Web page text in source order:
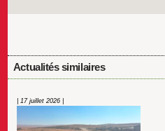
Actualités similaires
| 17 juillet 2026 |